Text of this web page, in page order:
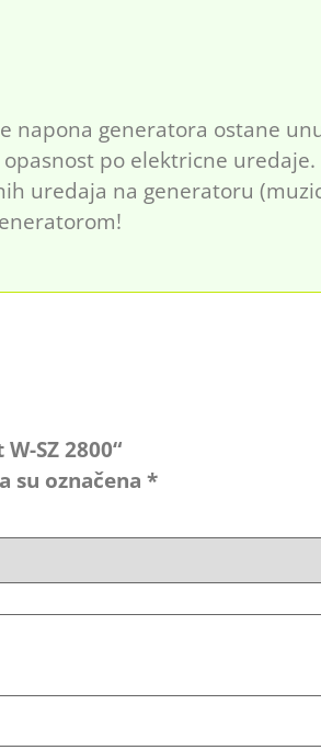
napona generatora ostane
po elektricne uredaje.
uredaja na generatoru
SZ 2800“
su označena *